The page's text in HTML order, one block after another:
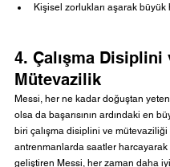
Kişisel zorlukları aşarak büyük
4. Çalışma Disiplini
Mütevazilik
Messi, her ne kadar doğuştan
olsa da başarısının ardındaki en
biri çalışma disiplini ve mütevaziliği
antrenmanlarda saatler
geliştiren Messi, her zaman daha